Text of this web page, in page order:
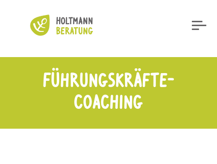
Führungs­kräfte-
Coaching